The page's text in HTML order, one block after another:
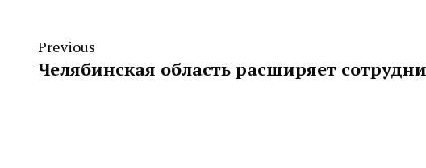
Previous
Челябинская область расширяет